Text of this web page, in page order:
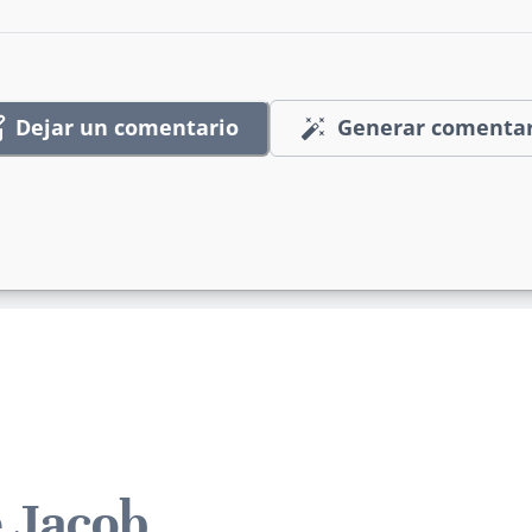
Dejar un comentario Generar